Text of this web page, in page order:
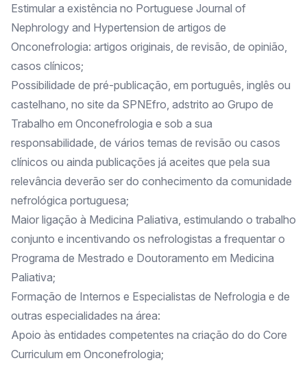
Estimular a existência no Portuguese Journal of
Nephrology and Hypertension de artigos de
Onconefrologia: artigos originais, de revisão, de opinião,
casos clínicos;
Possibilidade de pré-publicação, em português, inglês ou
castelhano, no site da SPNEfro, adstrito ao Grupo de
Trabalho em Onconefrologia e sob a sua
responsabilidade, de vários temas de revisão ou casos
clínicos ou ainda publicações já aceites que pela sua
relevância deverão ser do conhecimento da comunidade
nefrológica portuguesa;
Maior ligação à Medicina Paliativa, estimulando o trabalho
conjunto e incentivando os nefrologistas a frequentar o
Programa de Mestrado e Doutoramento em Medicina
Paliativa;
Formação de Internos e Especialistas de Nefrologia e de
outras especialidades na área:
Apoio às entidades competentes na criação do do Core
Curriculum em Onconefrologia;